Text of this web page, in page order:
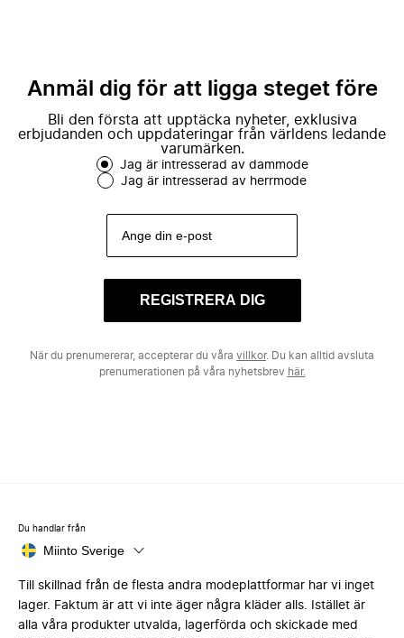
Anmäl dig för att ligga steget före
Bli den första att upptäcka nyheter, exklusiva
erbjudanden och uppdateringar från världens ledande
varumärken.
Jag är intresserad av dammode
Jag är intresserad av herrmode
REGISTRERA DIG
När du prenumererar, accepterar du våra villkor. Du kan alltid avsluta
prenumerationen på våra nyhetsbrev här.
Du handlar från
Miinto Sverige
Till skillnad från de flesta andra modeplattformar har vi inget
lager. Faktum är att vi inte äger några kläder alls. Istället är
alla våra produkter utvalda, lagerförda och skickade med